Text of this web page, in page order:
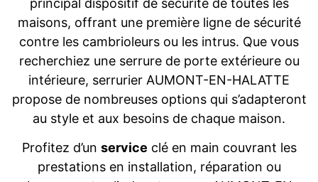
principal dispositif de sécurité de toutes les
maisons, offrant une première ligne de sécurité
contre les cambrioleurs ou les intrus. Que vous
recherchiez une serrure de porte extérieure ou
intérieure, serrurier AUMONT-EN-HALATTE
propose de nombreuses options qui s’adapteront
au style et aux besoins de chaque maison.
Profitez d’un service clé en main couvrant les
prestations en installation, réparation ou